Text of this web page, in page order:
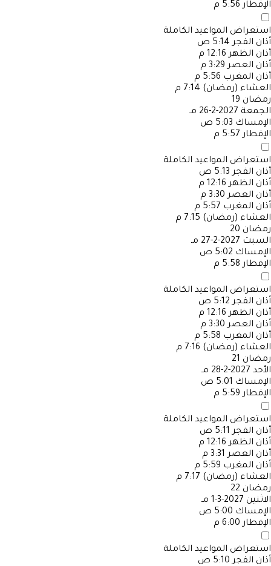
الإفطار 5:56 م
استعراض المواعيد الكاملة
أذان الفجر 5:14 ص
أذان الظهر 12:16 م
أذان العصر 3:29 م
أذان المغرب 5:56 م
العشاء (رمضان) 7:14 م
رمضان 19
الجمعة 2027-2-26 مـ
الإمساك 5:03 ص
الإفطار 5:57 م
استعراض المواعيد الكاملة
أذان الفجر 5:13 ص
أذان الظهر 12:16 م
أذان العصر 3:30 م
أذان المغرب 5:57 م
العشاء (رمضان) 7:15 م
رمضان 20
السبت 2027-2-27 مـ
الإمساك 5:02 ص
الإفطار 5:58 م
استعراض المواعيد الكاملة
أذان الفجر 5:12 ص
أذان الظهر 12:16 م
أذان العصر 3:30 م
أذان المغرب 5:58 م
العشاء (رمضان) 7:16 م
رمضان 21
الأحد 2027-2-28 مـ
الإمساك 5:01 ص
الإفطار 5:59 م
استعراض المواعيد الكاملة
أذان الفجر 5:11 ص
أذان الظهر 12:16 م
أذان العصر 3:31 م
أذان المغرب 5:59 م
العشاء (رمضان) 7:17 م
رمضان 22
الاثنين 2027-3-1 مـ
الإمساك 5:00 ص
الإفطار 6:00 م
استعراض المواعيد الكاملة
أذان الفجر 5:10 ص